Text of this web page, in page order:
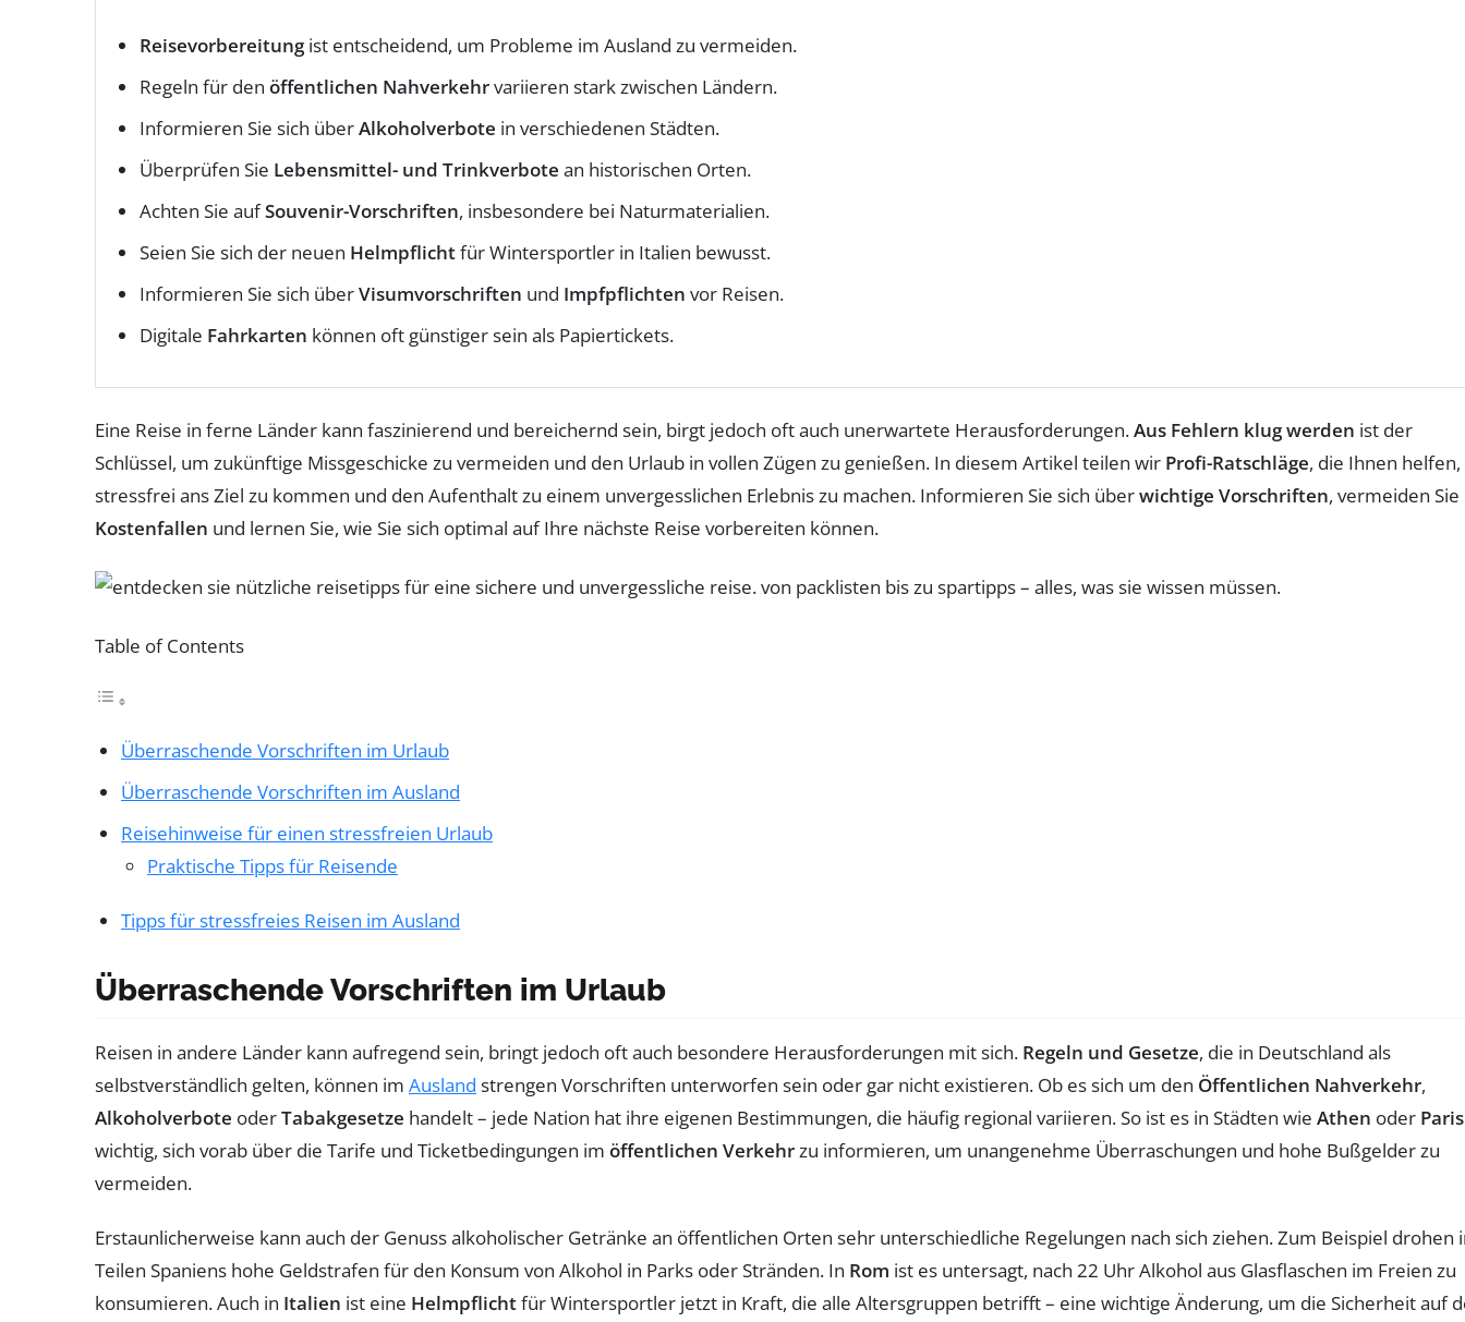
Reisevorbereitungist entscheidend, um Probleme im Ausland zu vermeiden.
Regeln für den öffentlichen Nahverkehrvariieren stark zwischen Ländern.
Informieren Sie sich überAlkoholverbote in verschiedenen Städten.
Überprüfen Sie Lebensmittel- und Trinkverbote an historischen Orten.
Achten Sie aufSouvenir-Vorschriften, insbesondere bei Naturmaterialien.
Seien Sie sich der neuen Helmpflichtfür Wintersportler in Italien bewusst.
Informieren Sie sich überVisumvorschriften und Impfpflichten vor Reisen.
Digitale Fahrkarten können oft günstiger sein als Papiertickets.
Eine Reise in ferne Länder kann faszinierend und bereichernd sein, birgt jedoch oft auch unerwartete Herausforderungen.Aus Fehlern klug werden ist der
Schlüssel, um zukünftige Missgeschicke zu vermeiden und den Urlaub in vollen Zügen zu genießen. In diesem Artikel teilen wir Profi-Ratschläge, die Ihnen helfen,
stressfrei ans Ziel zu kommen und den Aufenthalt zu einem unvergesslichen Erlebnis zu machen. Informieren Sie sich überwichtige Vorschriften, vermeiden Sie
Kostenfallen und lernen Sie, wie Sie sich optimal auf Ihre nächste Reise vorbereiten können.
Table of Contents
Überraschende Vorschriften im Urlaub
Überraschende Vorschriften im Ausland
Reisehinweise für einen stressfreien Urlaub
Praktische Tipps für Reisende
Tipps für stressfreies Reisen im Ausland
Überraschende Vorschriften im Urlaub
Reisen in andere Länder kann aufregend sein, bringt jedoch oft auch besondere Herausforderungen mit sich. Regeln und Gesetze, die in Deutschland als
selbstverständlich gelten, können im Ausland strengen Vorschriften unterworfen sein oder gar nicht existieren. Ob es sich um den Öffentlichen Nahverkehr,
Alkoholverbote oderTabakgesetze handelt – jede Nation hat ihre eigenen Bestimmungen, die häufig regional variieren. So ist es in Städten wie Athen oder Paris
wichtig, sich vorab über die Tarife und Ticketbedingungen im öffentlichen Verkehrzu informieren, um unangenehme Überraschungen und hohe Bußgelder zu
vermeiden.
Erstaunlicherweise kann auch der Genuss alkoholischer Getränke an öffentlichen Orten sehr unterschiedliche Regelungen nach sich ziehen. Zum Beispiel drohen
Teilen Spaniens hohe Geldstrafen für den Konsum von Alkohol in Parks oder Stränden. In Rom ist es untersagt, nach 22 Uhr Alkohol aus Glasflaschen im Freien zu
konsumieren. Auch in Italien ist eine Helmpflichtfür Wintersportler jetzt in Kraft, die alle Altersgruppen betrifft – eine wichtige Änderung, um die Sicherheit auf